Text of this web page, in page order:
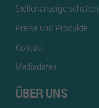
Stellenanzeige schalten
Preise und Produkte
Kontakt
Mediadaten
ÜBER UNS